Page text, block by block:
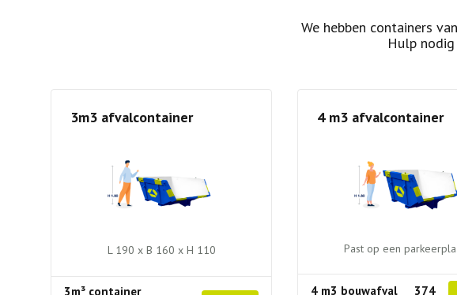
We hebben containers
Hulp nodig
3m3 afvalcontainer
L 190 x B 160 x H 110
3m³ container
4 m3 afvalcontainer
Past op een
4 m3 bouwafval 374